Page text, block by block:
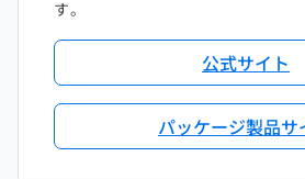
す。
公式サイト
パッケージ製品サ